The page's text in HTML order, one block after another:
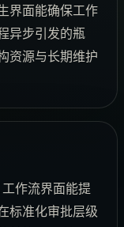
界面能确保工作
异步引发的瓶
资源与长期维护
作流界面能提
标准化审批层级